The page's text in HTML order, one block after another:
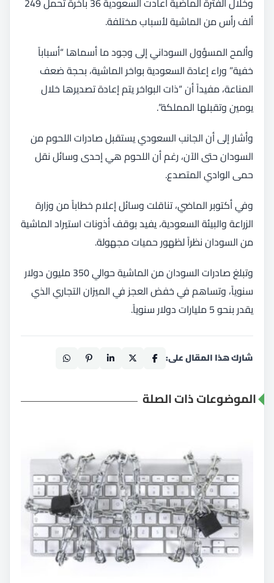
ألف رأس من الماشية لأسباب مختلفة.
وألمح المسؤول السوداني إلى وجود ما أسماها “أسباباً
خفية” وراء إعادة السعودية بواخر الماشية، بحجة ضعف
المناعة، مفيداً أن “ذات البواخر يتم إعادة تصديرها خلال
يومين وتقبلها المملكة”.
وأشار إلى أن الجانب السعودي يستقبل صادرات اللحوم من
السودان حتى الآن، رغم أن اللحوم هي إحدى وسائل نقل
حمى الوادي المتصدع.
وفي أكتوبر الماضي، تناقلت وسائل إعلام خطاباً من وزارة
الزراعة والبيئة السعودية، يفيد بوقف أذونات استيراد الماشية
من السودان نظراً لظهور حميات مجهولة.
وتبلغ صادرات السودان من الماشية حوالي 350 مليون دولار
سنوياً، وتساهم في خفض العجز في الميزان التجاري الذي
يقدر بنحو 5 مليارات دولار سنوياً.
شارك هذا المقال على:
الموضوعات ذات الصلة